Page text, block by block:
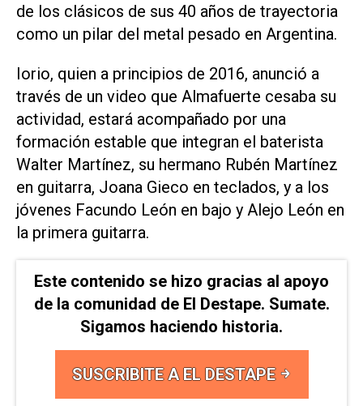
de los clásicos de sus 40 años de trayectoria
como un pilar del metal pesado en Argentina.
Iorio, quien a principios de 2016, anunció a
través de un video que Almafuerte cesaba su
actividad, estará acompañado por una
formación estable que integran el baterista
Walter Martínez, su hermano Rubén Martínez
en guitarra, Joana Gieco en teclados, y a los
jóvenes Facundo León en bajo y Alejo León en
la primera guitarra.
Este contenido se hizo gracias al apoyo
de la comunidad de El Destape. Sumate.
Sigamos haciendo historia.
SUSCRIBITE A EL DESTAPE